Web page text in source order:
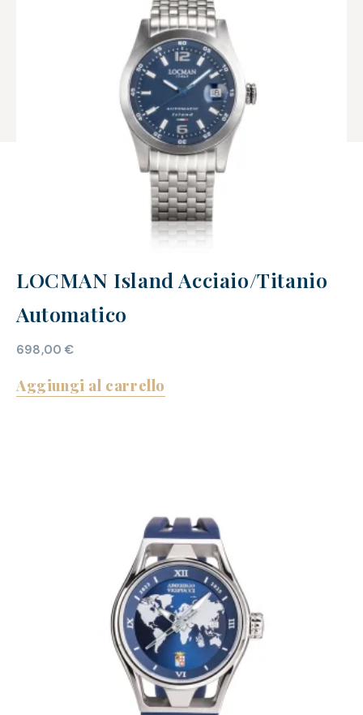
LOCMAN Island Acciaio/Titanio
Automatico
698,00€
Aggiungi al carrello